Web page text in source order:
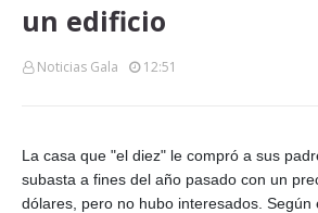
un edificio
Noticias Gala 12:51
La casa que "el diez" le compró a sus
subasta a fines del año pasado con un
dólares, pero no hubo interesados. Según